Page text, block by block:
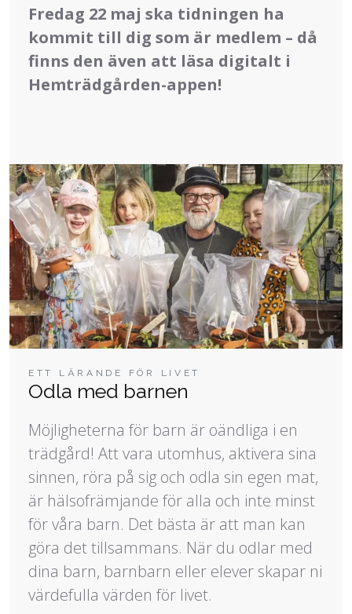
Fredag 22 maj ska tidningen ha
kommit till dig som är medlem – då
finns den även att läsa digitalt i
Hemträdgården-appen!
ETT LÄRANDE FÖR LIVET
Odla med barnen
Möjligheterna för barn är oändliga i en
trädgård! Att vara utomhus, aktivera sina
sinnen, röra på sig och odla sin egen mat,
är hälsofrämjande för alla och inte minst
för våra barn. Det bästa är att man kan
göra det tillsammans. När du odlar med
dina barn, barnbarn eller elever skapar ni
värdefulla värden för livet.